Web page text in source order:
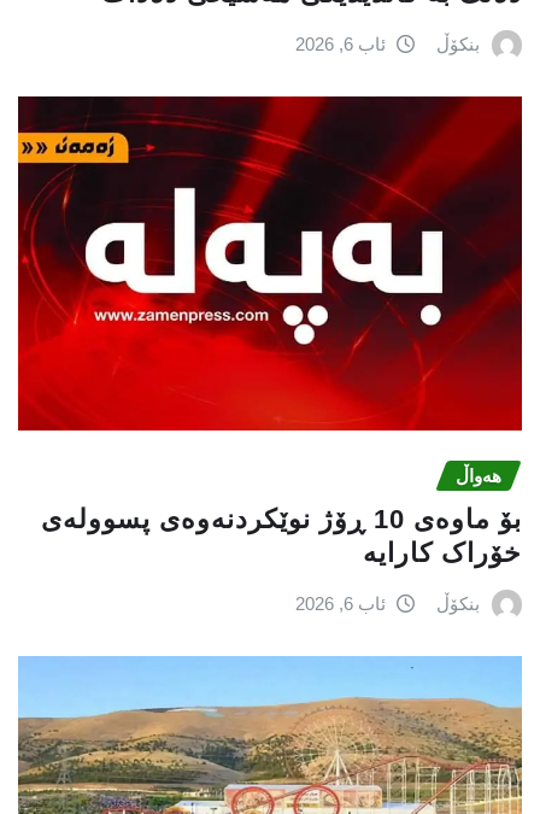
بنکۆڵ ئاب 6, 2026
هەواڵ
بۆ ماوەی 10 ڕۆژ نوێکردنەوەی پسوولەی
خۆراک کارایە
بنکۆڵ ئاب 6, 2026